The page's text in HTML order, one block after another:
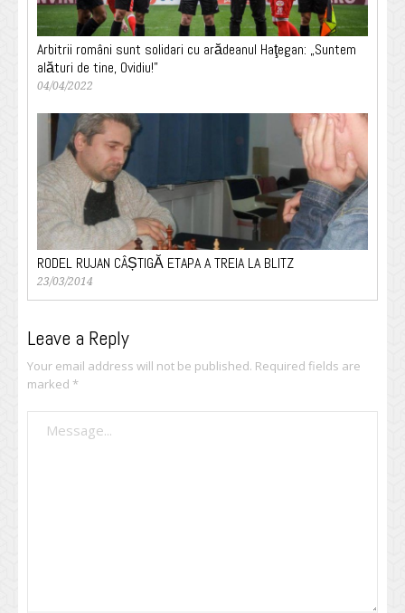
Arbitrii români sunt solidari cu arădeanul Haţegan: „Suntem
alături de tine, Ovidiu!”
04/04/2022
RODEL RUJAN CÂȘTIGĂ ETAPA A TREIA LA BLITZ
23/03/2014
Leave a Reply
Your email address will not be published. Required fields are
marked *